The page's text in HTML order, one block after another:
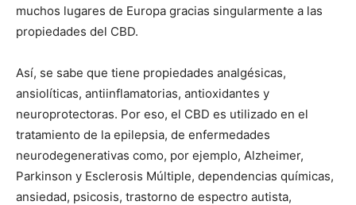
muchos lugares de Europa gracias singularmente a las
propiedades del CBD.
Así, se sabe que tiene propiedades analgésicas,
ansiolíticas, antiinflamatorias, antioxidantes y
neuroprotectoras. Por eso, el CBD es utilizado en el
tratamiento de la epilepsia, de enfermedades
neurodegenerativas como, por ejemplo, Alzheimer,
Parkinson y Esclerosis Múltiple, dependencias químicas,
ansiedad, psicosis, trastorno de espectro autista,